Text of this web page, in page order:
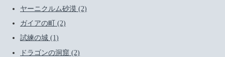
ヤーニクルム砂漠 (2)
ガイアの町 (2)
試練の城 (1)
ドラゴンの洞窟 (2)